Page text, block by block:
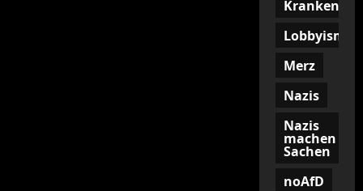
Lobbyismus
Merz
Nazis
Nazis
machen
Sachen
noAfD